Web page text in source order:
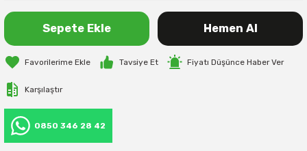
Sepete Ekle Hemen Al
Tavsiye Et Fiyatı Düşünce Haber Ver
Karşılaştır
0850 346 28 42